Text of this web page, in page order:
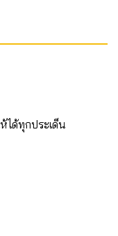
ได้ทุกประเด็น